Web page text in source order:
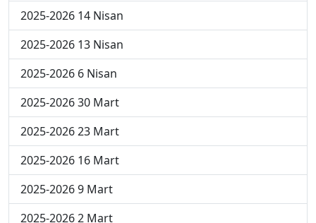
2025-2026 14 Nisan
2025-2026 13 Nisan
2025-2026 6 Nisan
2025-2026 30 Mart
2025-2026 23 Mart
2025-2026 16 Mart
2025-2026 9 Mart
2025-2026 2 Mart